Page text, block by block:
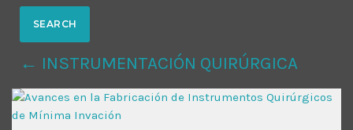
431 201
← INSTRUMENTACIÓN QUIRÚRGICA